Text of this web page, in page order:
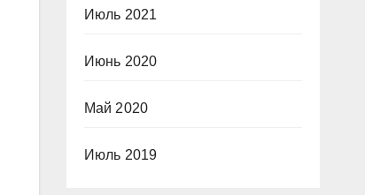
Июль 2021
Июнь 2020
Май 2020
Июль 2019